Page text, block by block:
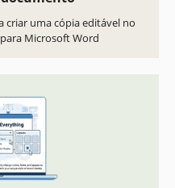
criar uma cópia editável no
Microsoft Word